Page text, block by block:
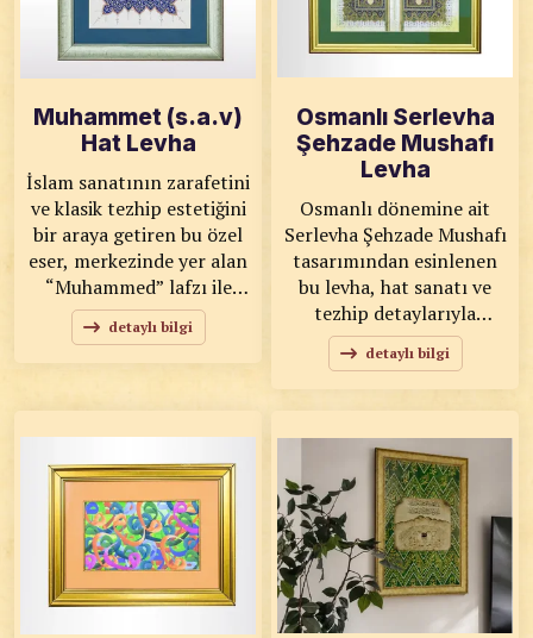
YAVAŞ ÖLÇÜLER: 45x62
ESER ÖZELLİKLERİ: Özel
ESER ÖZELLİKLERİ:
Gümüş Koleksiyon
Muhammet (s.a.v)
Hat Levha
İslam sanatının zarafetini
ve klasik tezhip estetiğini
bir araya getiren bu özel
eser, merkezinde yer alan
“Muhammed” lafzı ile
manevi bir anlam
taşırken; çevresindeki
detaylı tezhip motifleriyle
SANATKÂR: Hat: Nakşî,
Tezhip: Elmas
KARAFAZLI ÖLÇÜLER:
47x47 ESER
ÖZELLİKLERİ: Orijinal
detaylı bilgi
Osmanlı Serlevha
Şehzade Mushafı
Levha
Osmanlı dönemine ait
Serlevha Şehzade Mushafı
tasarımından esinlenen
bu levha, hat sanatı ve
tezhip detaylarıyla
hazırlanmıştır. Simetrik
desenleri ve altın
tonlarıyla dekoratif bir
0115 SANATKÂR:
Şekerzâde ÖLÇÜLER:
42x50 ESER
ÖZELLİKLERİ: Tıpkı
Basım
detaylı bilgi